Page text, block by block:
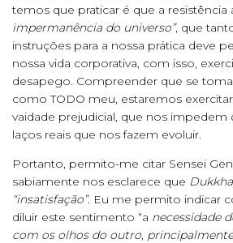
temos que praticar é que a resistência
impermanência do universo”, que
instruções para a nossa prática deve
nossa vida corporativa, com isso,
desapego. Compreender que se
como TODO meu, estaremos
vaidade prejudicial, que nos impedem
laços reais que nos fazem evoluir.
Portanto, permito-me citar Sensei
sabiamente nos esclarece que Dukkha
“insatisfação”. Eu me permito indicar
diluir este sentimento “a necessidade
com os olhos do outro,